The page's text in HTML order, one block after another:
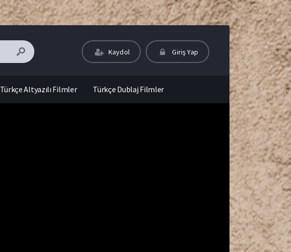
Kaydol Giriş Yap
Türkçe Altyazılı Filmler Türkçe Dublaj Filmler